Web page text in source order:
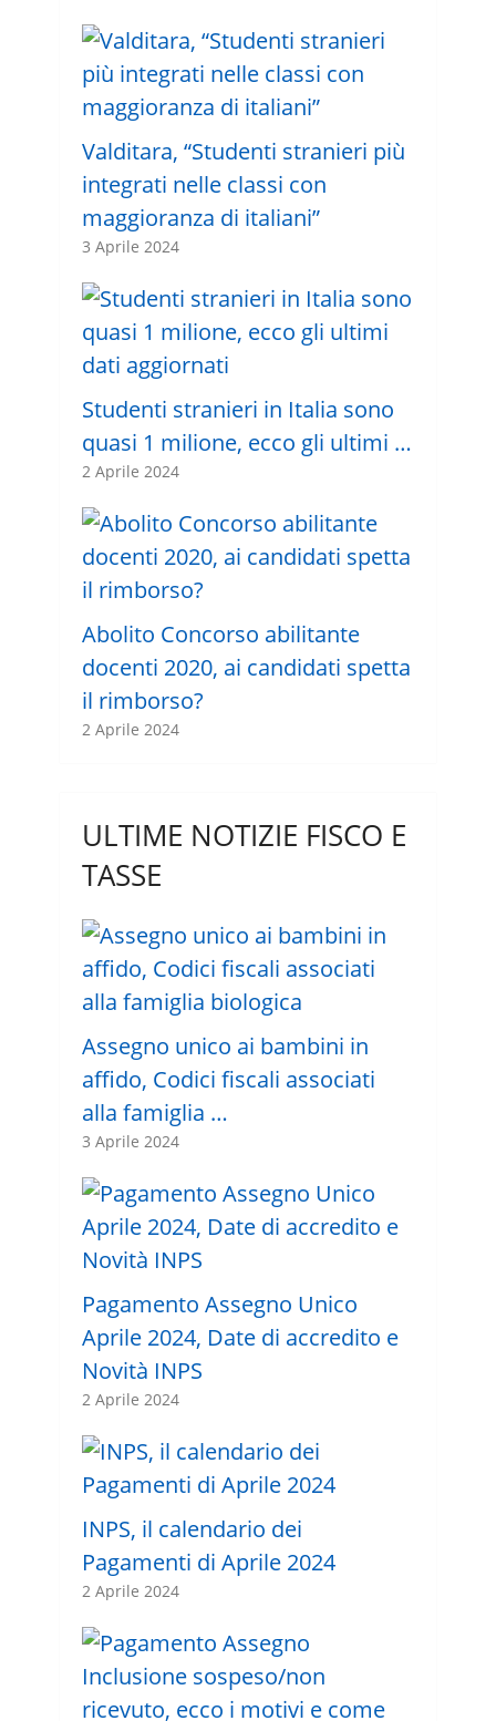
Valditara, “Studenti stranieri più
integrati nelle classi con
maggioranza di italiani”
3 Aprile 2024
Studenti stranieri in Italia sono
quasi 1 milione, ecco gli ultimi …
2 Aprile 2024
Abolito Concorso abilitante
docenti 2020, ai candidati spetta
il rimborso?
2 Aprile 2024
ULTIME NOTIZIE FISCO E
TASSE
Assegno unico ai bambini in
affido, Codici fiscali associati
alla famiglia …
3 Aprile 2024
Pagamento Assegno Unico
Aprile 2024, Date di accredito e
Novità INPS
2 Aprile 2024
INPS, il calendario dei
Pagamenti di Aprile 2024
2 Aprile 2024